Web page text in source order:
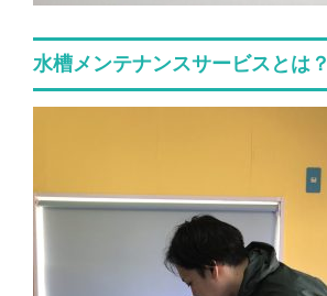
水槽メンテナンスサービスとは？